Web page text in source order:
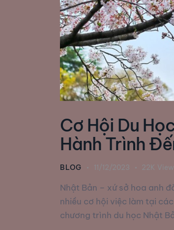
Cơ Hội Du
Hành Trình
BLOG 11/12/2023 22K
Nhật Bản – xứ sở hoa anh
nhiều cơ hội việc làm tại
chương trình du học Nhật